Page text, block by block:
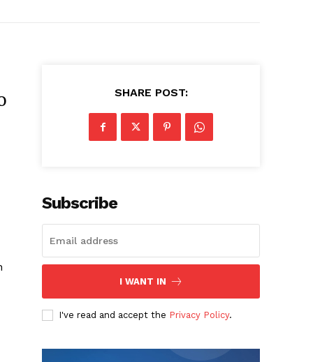
SHARE POST:
Subscribe
I WANT IN
I've read and accept the Privacy Policy.